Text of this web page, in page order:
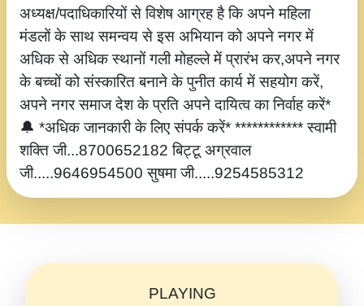
अध्यक्ष/पदाधिकारियों से विशेष आग्रह है कि अपने महिला
मंडलों के साथ समन्वय से इस अभियान को अपने नगर में
अधिक से अधिक स्थानों गली मोहल्ले में प्रारंभ कर,अपने नगर
के बच्चों को संस्कारित बनाने के पुनीत कार्य में सहयोग करें,
अपने नगर समाज देश के प्रति अपने दायित्व का निर्वाह करें*
🔔 *अधिक जानकारी के लिए संपर्क करें* ************ स्वामी
शक्ति जी...8700652182 बिट्टू अग्रवाल
जी.....9646954500 सुषमा जी.....9254585312
PLAYING